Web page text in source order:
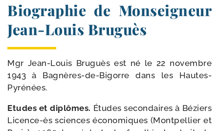
Biographie de Monseigneur
Jean-​Louis Bruguès
Mgr Jean-​Louis Bruguès est né le 22 novembre
1943 à Bagnères-​de-​Bigorre dans les Hautes-
Pyrénées.
Etudes et diplômes. Études secon­daires à Béziers
Licence-​ès sciences éco­no­miques (Montpellier et